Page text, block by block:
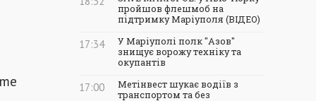
пройшов флешмоб на
підтримку Маріуполя (ВІДЕО)
17:34
У Маріуполі полк "Азов"
знищує ворожу техніку та
окупантів
17:00
Метінвест шукає водіїв з
транспортом та без